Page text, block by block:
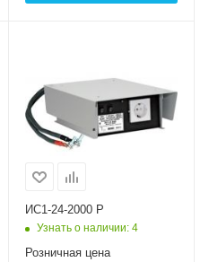
ИС1-24-2000 Р
Узнать о наличии: 4
Розничная цена